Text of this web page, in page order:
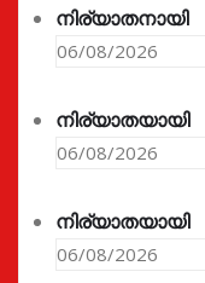
നിര്യാതനായി
06/08/2026
നിര്യാതയായി
06/08/2026
നിര്യാതയായി
06/08/2026